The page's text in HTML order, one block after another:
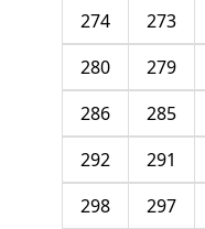
273
274
279
280
285
286
291
292
297
298